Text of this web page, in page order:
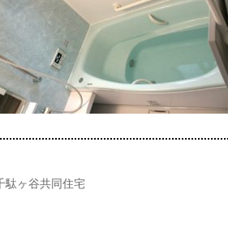
駄ヶ谷共同住宅